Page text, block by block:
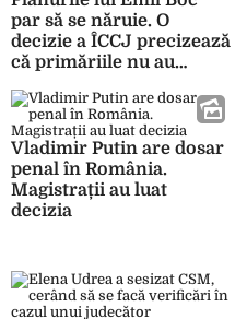
par să se năruie. O
decizie a ÎCCJ precizează
că primăriile nu au
„donații” investitorilor
Vladimir Putin are dosar
penal în România.
Magistrații au luat
decizia